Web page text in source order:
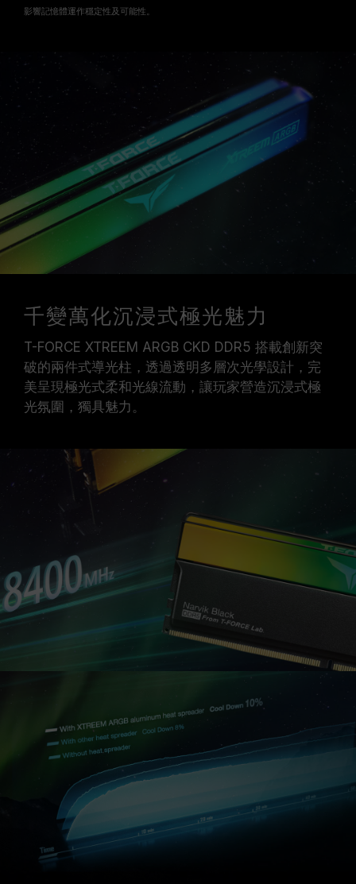
影響記憶體運作穩定性及可能性。
千變萬化沉浸式極光魅力
T-FORCE XTREEM ARGB CKD DDR5 搭載創新突
破的兩件式導光柱，透過透明多層次光學設計，完
美呈現極光式柔和光線流動，讓玩家營造沉浸式極
光氛圍，獨具魅力。